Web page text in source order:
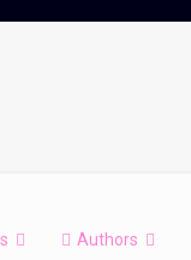
Authors